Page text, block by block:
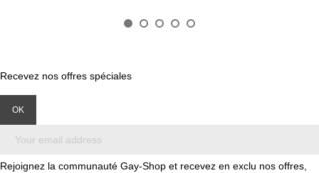
Recevez nos offres spéciales
Rejoignez la communauté Gay-Shop et recevez en exclu nos offres,